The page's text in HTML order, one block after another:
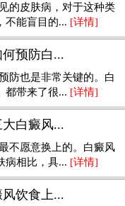
的皮肤病，对于这种类
不能盲目的... [详情]
预防白...
防也是非常关键的。白
都带来了很... [详情]
白癜风...
不愿意换上的。白癜风
病相比，具... [详情]
饮食上...